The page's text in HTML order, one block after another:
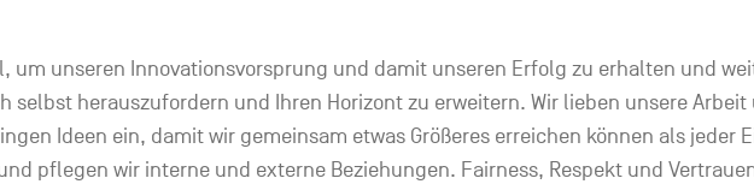
um unseren Innovationsvorsprung und damit unseren Erfolg zu erhalten und
selbst herauszufordern und Ihren Horizont zu erweitern. Wir lieben unsere
Ideen ein, damit wir gemeinsam etwas Größeres erreichen können als jeder
pflegen wir interne und externe Beziehungen. Fairness, Respekt und